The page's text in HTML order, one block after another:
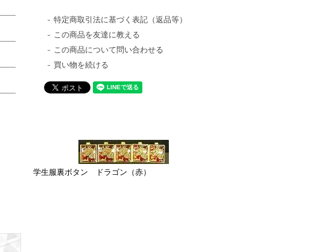
特定商取引法に基づく表記（返品等）
この商品を友達に教える
この商品について問い合わせる
買い物を続ける
学生服裏ボタン ドラゴン（赤）